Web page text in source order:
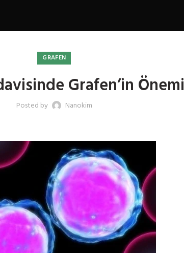
GRAFEN
Grafen’in Önemi
Posted by Nanokim